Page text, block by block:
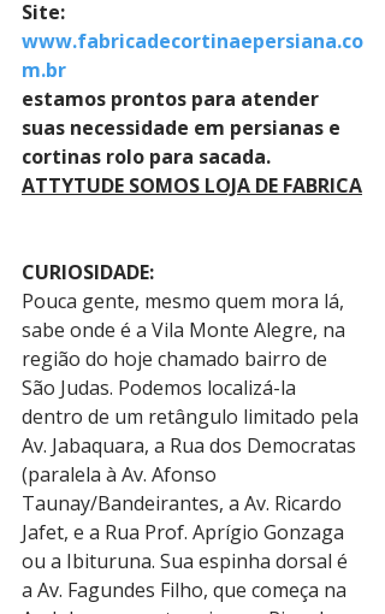
Site:
www.fabricadecortinaepersiana.co
m.br
estamos prontos para atender
suas necessidade em persianas e
cortinas rolo para sacada.
ATTYTUDE SOMOS LOJA DE FABRICA
CURIOSIDADE:
Pouca gente, mesmo quem mora lá,
sabe onde é a Vila Monte Alegre, na
região do hoje chamado bairro de
São Judas. Podemos localizá-la
dentro de um retângulo limitado pela
Av. Jabaquara, a Rua dos Democratas
(paralela à Av. Afonso
Taunay/Bandeirantes, a Av. Ricardo
Jafet, e a Rua Prof. Aprígio Gonzaga
ou a Ibituruna. Sua espinha dorsal é
a Av. Fagundes Filho, que começa na